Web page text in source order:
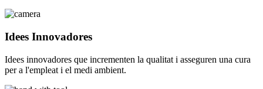
Idees Innovadores
Idees innovadores que incrementen la qualitat i asseguren una cura
per a l'empleat i el medi ambient.